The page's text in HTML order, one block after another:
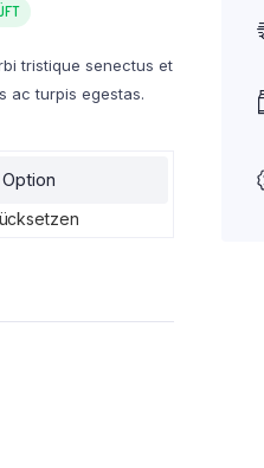
tristique senectus et
ac turpis egestas.